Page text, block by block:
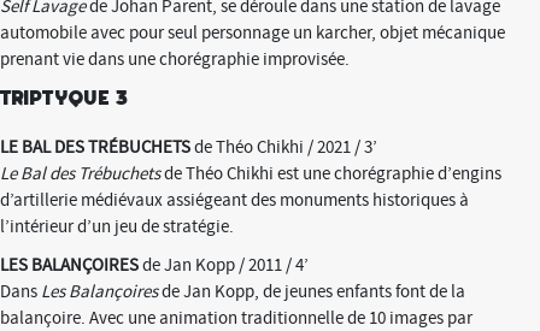
Self Lavagede Johan Parent, se déroule dans une station de lavage
automobile avec pour seul personnage un karcher, objet mécanique
prenant vie dans une chorégraphie improvisée.
Triptyque 3
LE BAL DES TRÉBUCHETSde Théo Chikhi / 2021 / 3’
Le Bal des Trébuchetsde Théo Chikhi est une chorégraphie d’engins
d’artillerie médiévaux assiégeant des monuments historiques à
l’intérieur d’un jeu de stratégie.
LES BALANÇOIRESde Jan Kopp / 2011 / 4’
Dans Les Balançoiresde Jan Kopp, de jeunes enfants font de la
balançoire. Avec une animation traditionnelle de 10 images par